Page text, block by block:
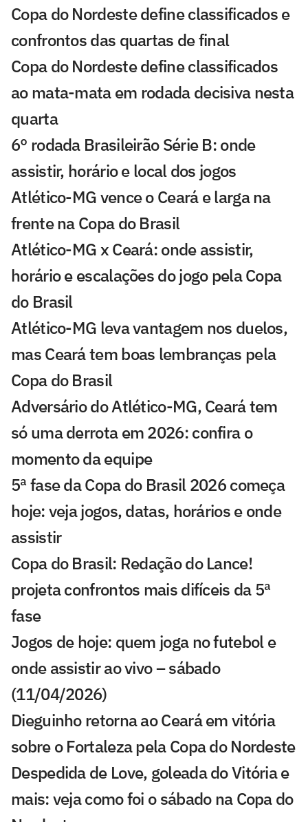
Copa do Nordeste define classificados e
confrontos das quartas de final
Copa do Nordeste define classificados
ao mata-mata em rodada decisiva nesta
quarta
6° rodada Brasileirão Série B: onde
assistir, horário e local dos jogos
Atlético-MG vence o Ceará e larga na
frente na Copa do Brasil
Atlético-MG x Ceará: onde assistir,
horário e escalações do jogo pela Copa
do Brasil
Atlético-MG leva vantagem nos duelos,
mas Ceará tem boas lembranças pela
Copa do Brasil
Adversário do Atlético-MG, Ceará tem
só uma derrota em 2026: confira o
momento da equipe
5ª fase da Copa do Brasil 2026 começa
hoje: veja jogos, datas, horários e onde
assistir
Copa do Brasil: Redação do Lance!
projeta confrontos mais difíceis da 5ª
fase
Jogos de hoje: quem joga no futebol e
onde assistir ao vivo – sábado
(11/04/2026)
Dieguinho retorna ao Ceará em vitória
sobre o Fortaleza pela Copa do Nordeste
Despedida de Love, goleada do Vitória e
mais: veja como foi o sábado na Copa do